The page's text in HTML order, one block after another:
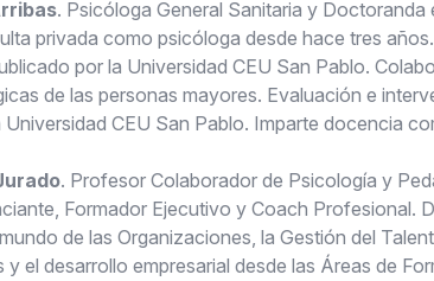
. Psicóloga General Sanitaria y
privada como psicóloga desde hace tres
por la Universidad CEU San Pablo.
de las personas mayores. Evaluación e
Universidad CEU San Pablo. Imparte docencia
. Profesor Colaborador de Psicología y
Formador Ejecutivo y Coach Profesional.
de las Organizaciones, la Gestión del
y el desarrollo empresarial desde las Áreas de